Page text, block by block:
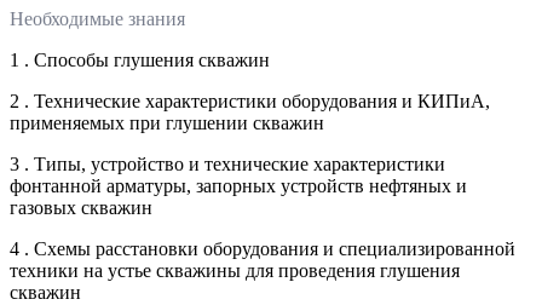
Необходимые знания
1 . Способы глушения скважин
2 . Технические характеристики оборудования и КИПиА,
применяемых при глушении скважин
3 . Типы, устройство и технические характеристики
фонтанной арматуры, запорных устройств нефтяных и
газовых скважин
4 . Схемы расстановки оборудования и специализированной
техники на устье скважины для проведения глушения
скважин